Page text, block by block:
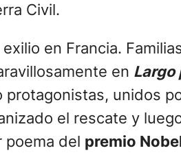
Civil.
exilio en Francia.
en Largo
protagonistas, unidos
el rescate y
poema del premio